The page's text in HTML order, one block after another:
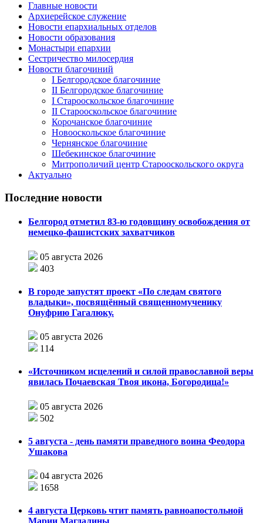
Главные новости
Архиерейское служение
Новости епархиальных отделов
Новости образования
Монастыри епархии
Сестричество милосердия
Новости благочиний
I Белгородское благочиние
II Белгородское благочиние
I Старооскольское благочиние
II Старооскольское благочиние
Корочанское благочиние
Новооскольское благочиние
Чернянское благочиние
Шебекинское благочиние
Митрополичий центр Старооскольского округа
Актуально
Последние новости
Белгород отметил 83-ю годовщину освобождения от
немецко-фашистских захватчиков
05 августа 2026
403
В городе запустят проект «По следам святого
владыки», посвящённый священномученику
Онуфрию Гагалюку.
05 августа 2026
114
«Источником исцелений и силой православной веры
явилась Почаевская Твоя икона, Богородица!»
05 августа 2026
502
5 августа - день памяти праведного воина Феодора
Ушакова
04 августа 2026
1658
4 августа Церковь чтит память равноапостольной